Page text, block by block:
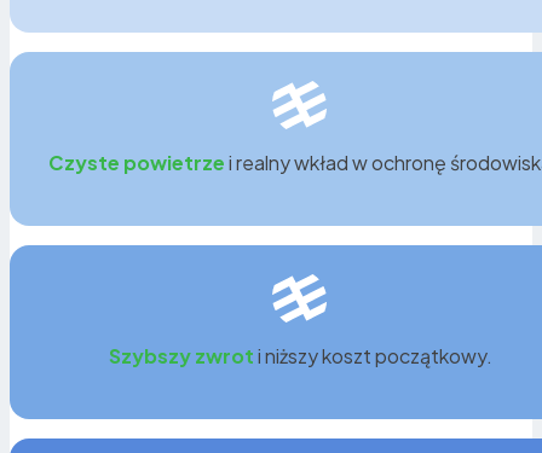
Czyste powietrzei realny wkład w ochronę
Szybszy zwroti niższy koszt początkowy.